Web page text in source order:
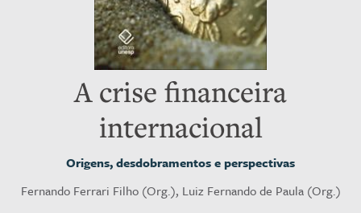
A crise financeira
internacional
Origens, desdobramentos e perspectivas
Fernando Ferrari Filho (Org.), Luiz Fernando de Paula (Org.)